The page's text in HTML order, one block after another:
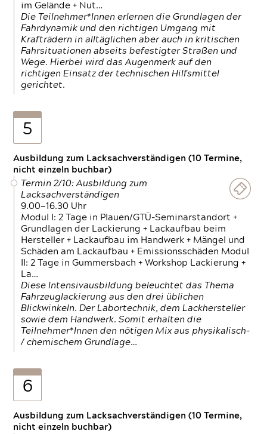
im Gelände + Nut…
Die Teilnehmer*Innen erlernen die Grundlagen der
Fahrdynamik und den richtigen Umgang mit
Krafträdern in alltäglichen aber auch in kritischen
Fahrsituationen abseits befestigter Straßen und
Wege. Hierbei wird das Augenmerk auf den
richtigen Einsatz der technischen Hilfsmittel
gerichtet.
5
Ausbildung zum Lacksachverständigen (10 Termine,
nicht einzeln buchbar)
Termin 2/10: Ausbildung zum
Lacksachverständigen
9.00—16.30 Uhr
Modul I: 2 Tage in Plauen/GTÜ-Seminarstandort +
Grundlagen der Lackierung + Lackaufbau beim
Hersteller + Lackaufbau im Handwerk + Mängel und
Schäden am Lackaufbau + Emissionsschäden Modul
II: 2 Tage in Gummersbach + Workshop Lackierung +
La…
Diese Intensivausbildung beleuchtet das Thema
Fahrzeuglackierung aus den drei üblichen
Blickwinkeln. Der Labortechnik, dem Lackhersteller
sowie dem Handwerk. Somit erhalten die
Teilnehmer*Innen den nötigen Mix aus physikalisch-
/ chemischem Grundlage…
6
Ausbildung zum Lacksachverständigen (10 Termine,
nicht einzeln buchbar)